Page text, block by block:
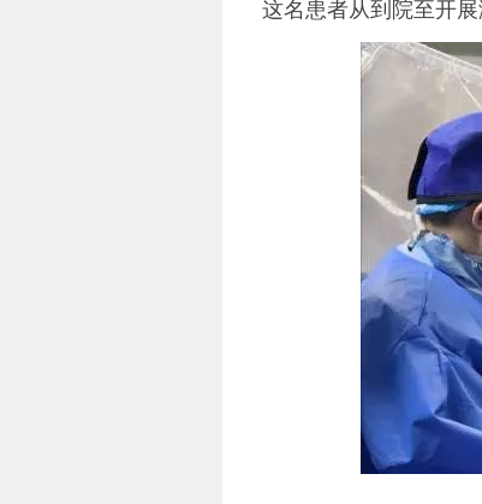
这名患者从到院至开